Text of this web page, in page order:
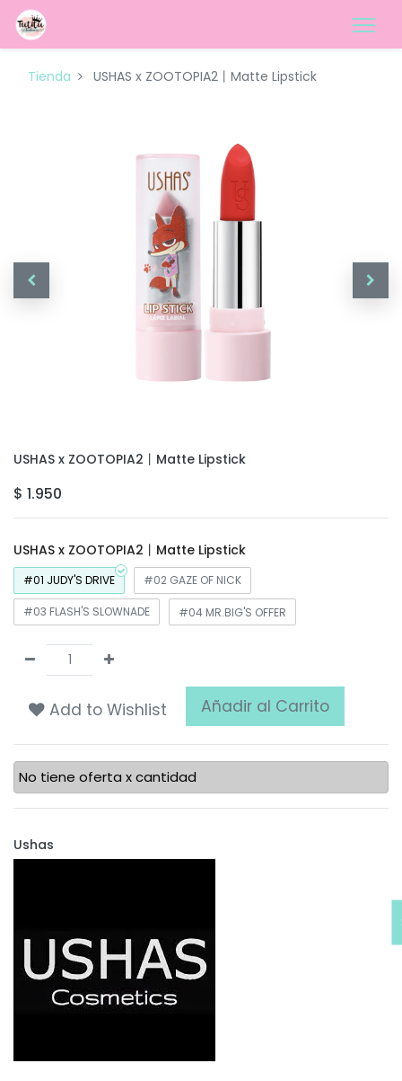
Tienda USHAS x ZOOTOPIA2丨Matte Lipstick
USHAS x ZOOTOPIA2丨Matte Lipstick
$ 1.950
USHAS x ZOOTOPIA2丨Matte Lipstick
#01 JUDY'S DRIVE #02 GAZE OF NICK
#03 FLASH'S SLOWNADE #04 MR.BIG'S OFFER
Add to Wishlist Añadir al Carrito
No tiene oferta x cantidad
Ushas